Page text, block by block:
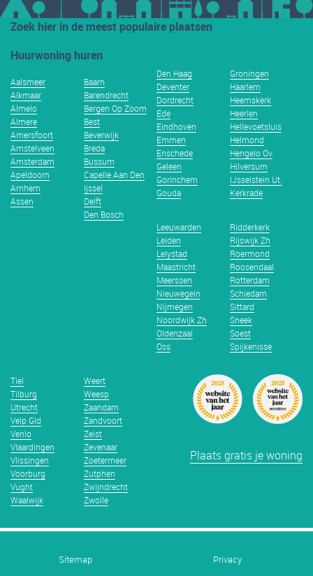
Zoek hier in de meest populaire plaatsen
Huurwoning huren
Aalsmeer
Alkmaar
Almelo
Almere
Amersfoort
Amstelveen
Amsterdam
Apeldoorn
Arnhem
Assen
Baarn
Barendrecht
Bergen Op Zoom
Best
Beverwijk
Breda
Bussum
Capelle Aan Den
Ijssel
Delft
Den Bosch
Den Haag
Deventer
Dordrecht
Ede
Eindhoven
Emmen
Enschede
Geleen
Gorinchem
Gouda
Groningen
Haarlem
Heemskerk
Heerlen
Hellevoetsluis
Helmond
Hengelo Ov
Hilversum
IJsselstein Ut.
Kerkrade
Leeuwarden
Leiden
Lelystad
Maastricht
Meerssen
Nieuwegein
Nijmegen
Noordwijk Zh
Oldenzaal
Oss
Ridderkerk
Rijswijk Zh
Roermond
Roosendaal
Rotterdam
Schiedam
Sittard
Sneek
Soest
Spijkenisse
Tiel
Tilburg
Utrecht
Velp Gld
Venlo
Vlaardingen
Vlissingen
Voorburg
Vught
Waalwijk
Weert
Weesp
Zaandam
Zandvoort
Zeist
Zevenaar
Zoetermeer
Zutphen
Zwijndrecht
Zwolle
Plaats gratis je woning
Sitemap Privacy